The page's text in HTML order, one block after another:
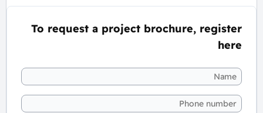
To request a project brochure, register
here